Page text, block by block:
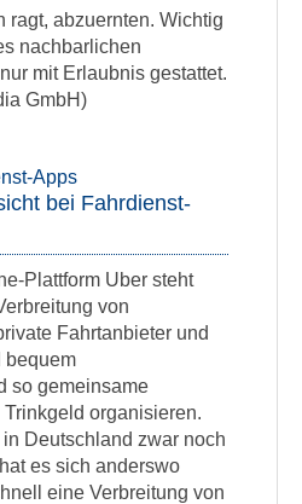
ragt, abzuernten. Wichtig
nachbarlichen
mit Erlaubnis gestattet.
GmbH)
bei Fahrdienst-
Plattform Uber steht
von
Fahrtanbieter und
bequem
so gemeinsame
organisieren.
Deutschland zwar noch
es sich anderswo
eine Verbreitung von